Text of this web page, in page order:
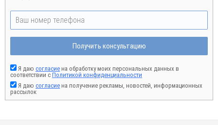
Получить консультацию
Я даю согласие на обработку моих персональных данных в
соответствии с Политикой конфиденциальности
Я даю согласие на получение рекламы, новостей, информационных
рассылок